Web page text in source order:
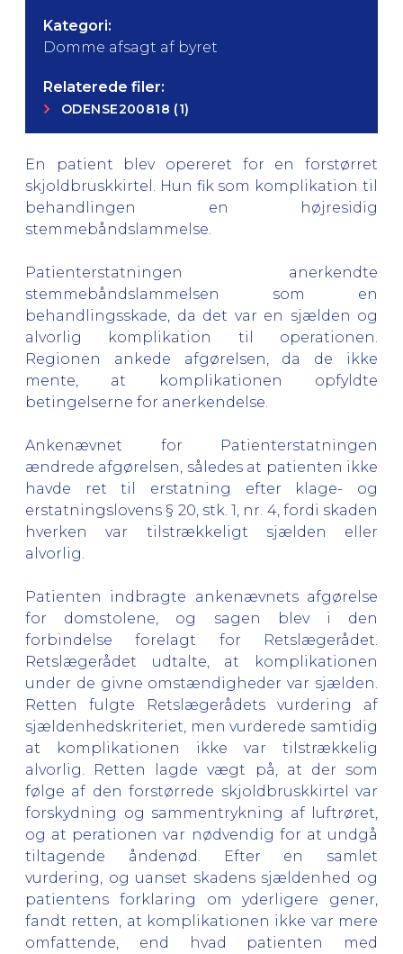
Kategori:
Domme afsagt af byret
Relaterede filer:
ODENSE200818 (1)
En patient blev opereret for en forstørret
skjoldbruskkirtel. Hun fik som komplikation til
behandlingen en højresidig
stemmebåndslammelse.
Patienterstatningen anerkendte
stemmebåndslammelsen som en
behandlingsskade, da det var en sjælden og
alvorlig komplikation til operationen.
Regionen ankede afgørelsen, da de ikke
mente, at komplikationen opfyldte
betingelserne for anerkendelse.
Ankenævnet for Patienterstatningen
ændrede afgørelsen, således at patienten ikke
havde ret til erstatning efter klage- og
erstatningslovens § 20, stk. 1, nr. 4, fordi skaden
hverken var tilstrækkeligt sjælden eller
alvorlig.
Patienten indbragte ankenævnets afgørelse
for domstolene, og sagen blev i den
forbindelse forelagt for Retslægerådet.
Retslægerådet udtalte, at komplikationen
under de givne omstændigheder var sjælden.
Retten fulgte Retslægerådets vurdering af
sjældenhedskriteriet, men vurderede samtidig
at komplikationen ikke var tilstrækkelig
alvorlig. Retten lagde vægt på, at der som
følge af den forstørrede skjoldbruskkirtel var
forskydning og sammentrykning af luftrøret,
og at perationen var nødvendig for at undgå
tiltagende åndenød. Efter en samlet
vurdering, og uanset skadens sjældenhed og
patientens forklaring om yderligere gener,
fandt retten, at komplikationen ikke var mere
omfattende, end hvad patienten med